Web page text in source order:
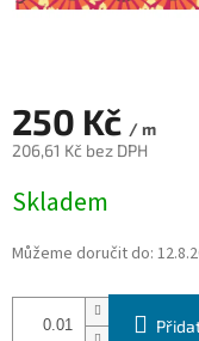
250 Kč / m
206,61 Kč bez DPH
cena:
Skladem
Můžeme doručit do: